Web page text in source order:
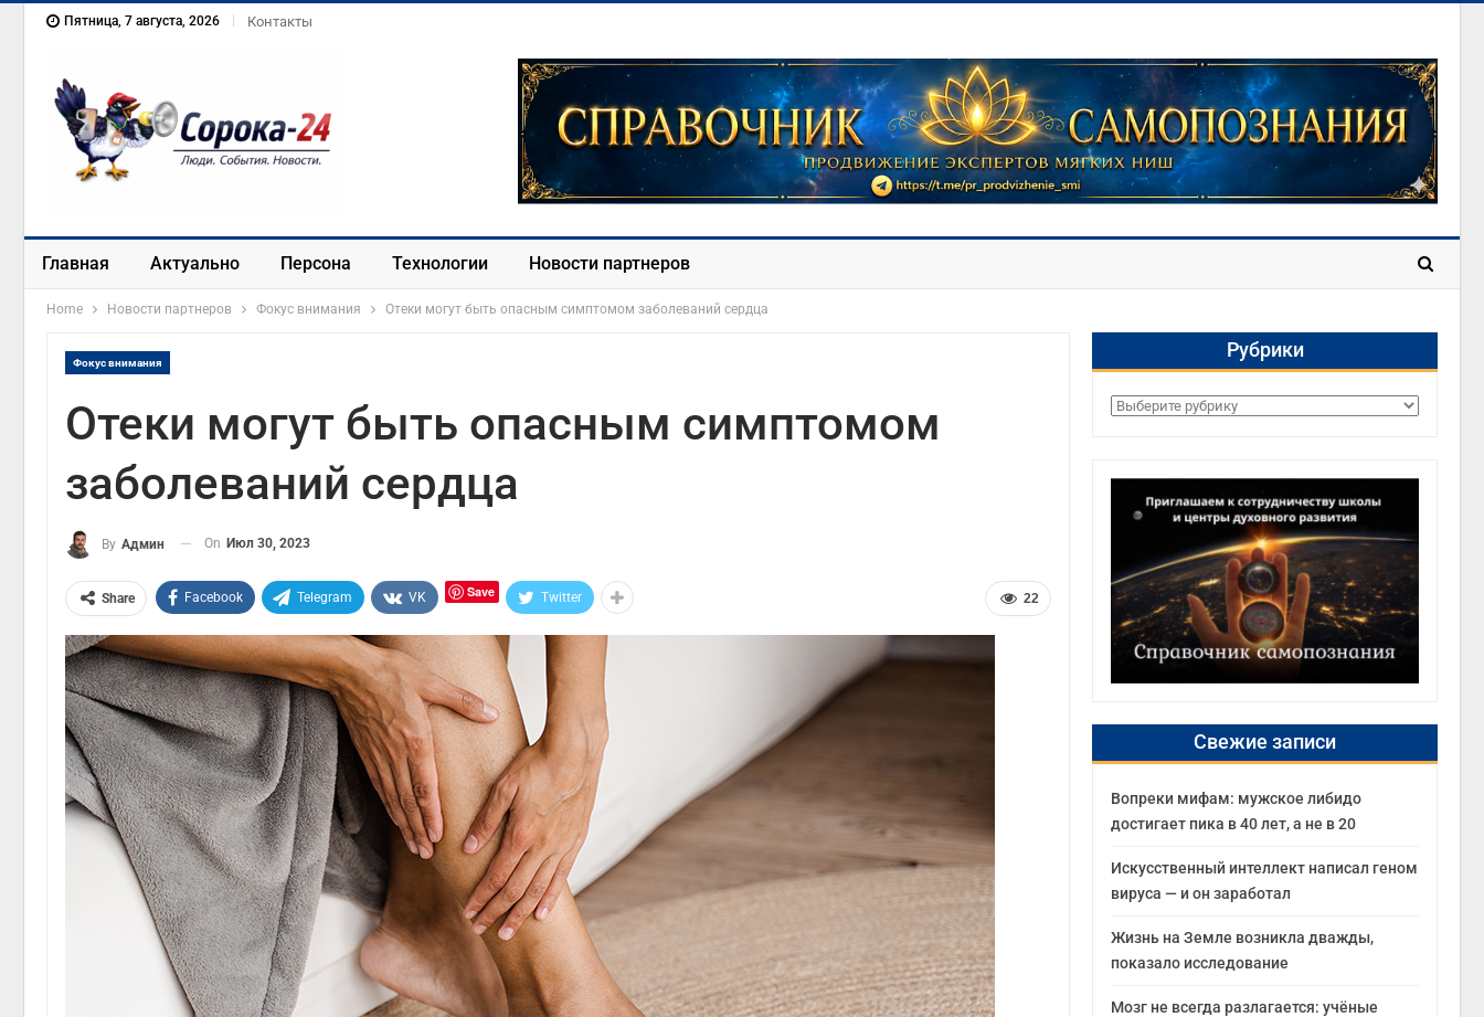
Пятница, 7 августа, 2026 Контакты
Главная Актуально Персона Технологии Новости партнеров
Home Новости партнеров Фокус внимания Отеки могут быть опасным симптомом заболеваний сердца
Фокус внимания
Отеки могут быть опасным симптомом
заболеваний сердца
By Админ On Июл 30, 2023
22
Share Facebook Telegram VK Save Twitter
Рубрики
Рубрики
Свежие записи
Вопреки мифам: мужское либидо
достигает пика в 40 лет, а не в 20
Искусственный интеллект написал геном
вируса — и он заработал
Жизнь на Земле возникла дважды,
показало исследование
Мозг не всегда разлагается: учёные